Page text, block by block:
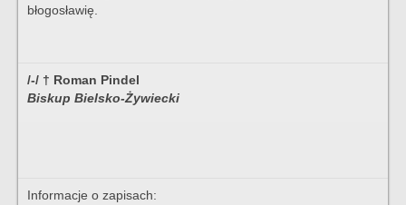
błogosławię.
/-/ † Roman Pindel
Biskup Bielsko-Żywiecki
Informacje o zapisach: